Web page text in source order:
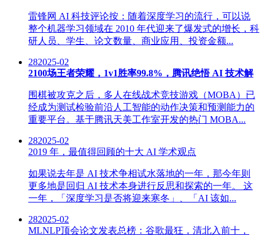
雷锋网 AI 科技评论按：随着深度学习的流行，可以说
整个机器学习领域在 2010 年代迎来了爆发式的增长，科
研人员、学生、论文数量、商业应用、投资金额...
282025-02
2100场王者荣耀，1v1胜率99.8%，腾讯绝悟 AI 技术解
围棋被攻克之后，多人在线战术竞技游戏（MOBA）已
经成为测试检验前沿人工智能的动作决策和预测能力的
重要平台。基于腾讯天美工作室开发的热门 MOBA...
282025-02
2019 年，最值得回顾的十大 AI 学术观点
如果说去年是 AI 技术争相试水落地的一年，那今年则
更多地是回归 AI 技术本身进行反思和探索的一年。 这
一年，「深度学习是否将迎来寒冬」、「AI 该如...
282025-02
MLNLP顶会论文发表总榜：谷歌最狂，清北入前十，